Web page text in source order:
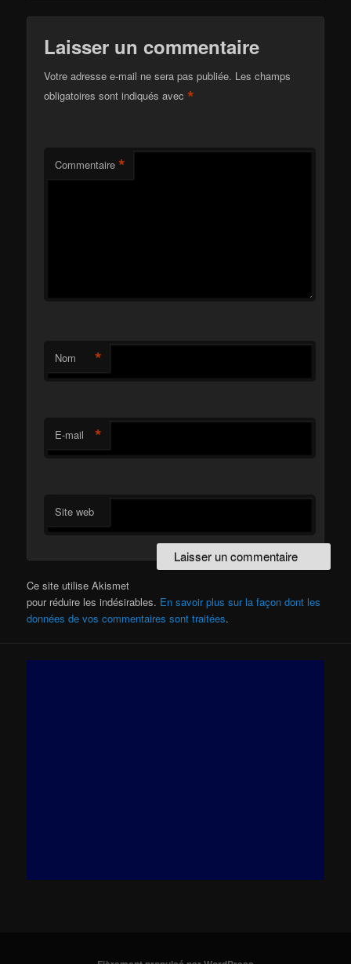
Laisser un commentaire
Votre adresse e-mail ne sera pas publiée. Les champs
obligatoires sont indiqués avec*
Commentaire *
Nom *
E-mail *
Site web
Ce site utilise Akismet
pour réduire les indésirables. En savoir plus sur la façon dont les
données de vos commentaires sont traitées.